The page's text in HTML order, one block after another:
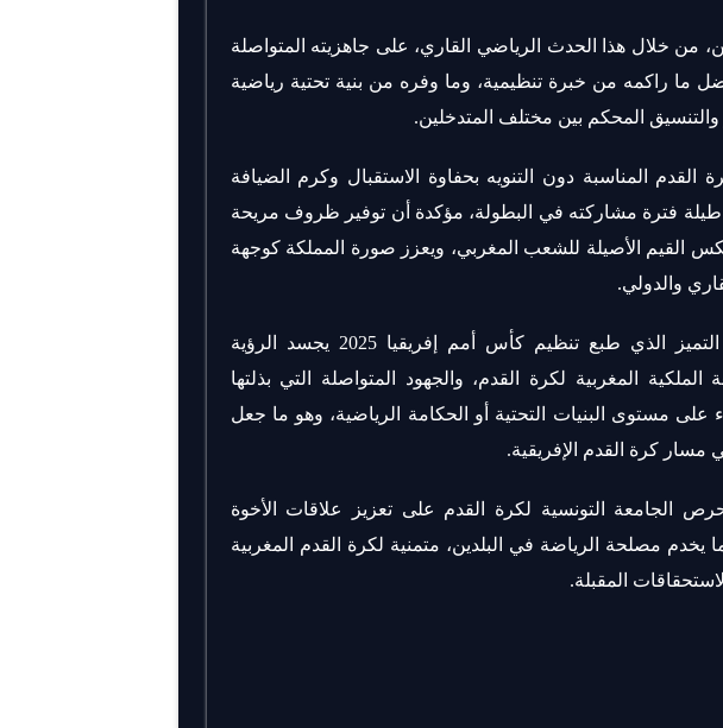
من خلال هذا الحدث الرياضي القاري، على جاهزيته المتواصلة
ما راكمه من خبرة تنظيمية، وما وفره من بنية تحتية رياضية
المحكم بين مختلف المتدخلين.
القدم المناسبة دون التنويه بحفاوة الاستقبال وكرم الضيافة
طيلة فترة مشاركته في البطولة، مؤكدة أن توفير ظروف مريحة
القيم الأصيلة للشعب المغربي، ويعزز صورة المملكة كوجهة
والدولي.
واعتبرت الجامعة التونسية أن التميز الذي طبع تنظيم كأس أمم إفريقيا 2025 يجسد الرؤية
الملكية المغربية لكرة القدم، والجهود المتواصلة التي بذلتها
على مستوى البنيات التحتية أو الحكامة الرياضية، وهو ما جعل
كرة القدم الإفريقية.
الجامعة التونسية لكرة القدم على تعزيز علاقات الأخوة
يخدم مصلحة الرياضة في البلدين، متمنية لكرة القدم المغربية
المقبلة.